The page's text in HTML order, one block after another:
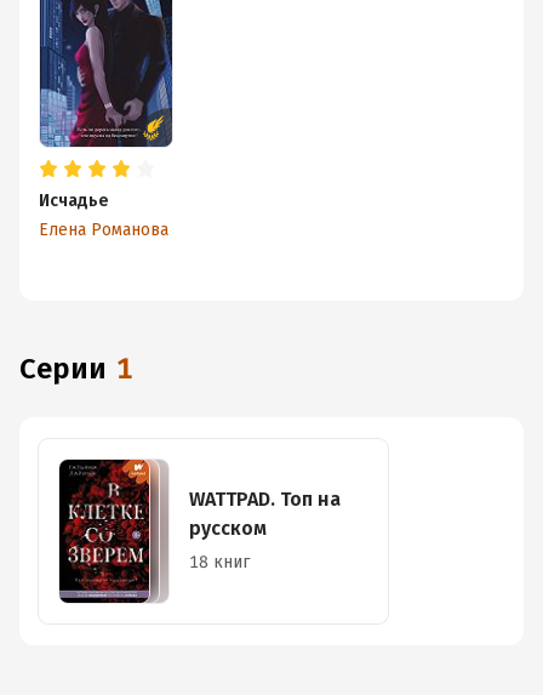
Исчадье
Елена Романова
Серии 1
WATTPAD. Топ на
русском
18 книг